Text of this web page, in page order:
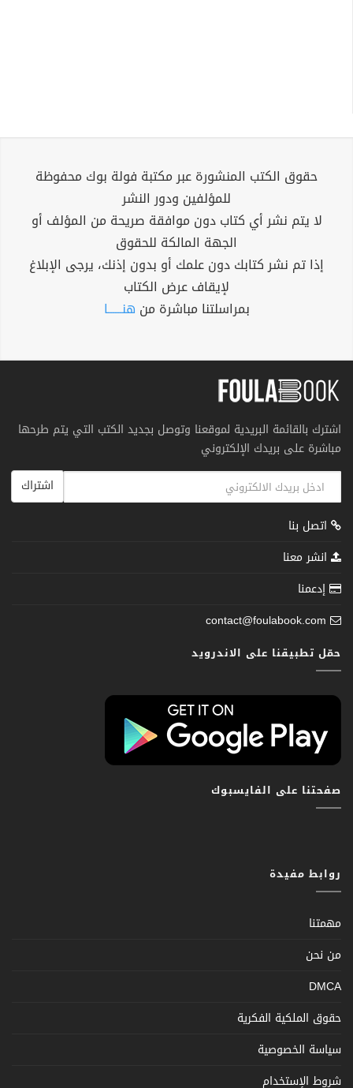
حقوق الكتب المنشورة عبر مكتبة فولة بوك محفوظة
للمؤلفين ودور النشر
لا يتم نشر أي كتاب دون موافقة صريحة من المؤلف أو
الجهة المالكة للحقوق
إذا تم نشر كتابك دون علمك أو بدون إذنك، يرجى الإبلاغ
لإيقاف عرض الكتاب
بمراسلتنا مباشرة من هنــــــا
اشترك بالقائمة البريدية لموقعنا وتوصل بجديد الكتب التي يتم طرحها
مباشرة على بريدك الإلكتروني
اشتراك
اتصل بنا
انشر معنا
إدعمنا
contact@foulabook.com
حمّل تطبيقنا على الاندرويد
صفحتنا على الفايسبوك
روابط مفيدة
مهمتنا
من نحن
DMCA
حقوق الملكية الفكرية
سياسة الخصوصية
شروط الإستخدام